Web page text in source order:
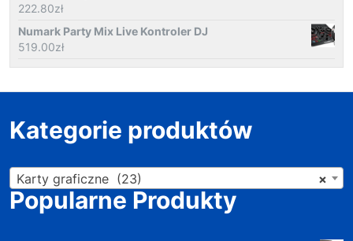
222.80zł
Numark Party Mix Live Kontroler DJ
519.00zł
Kategorie produktów
×
Karty graficzne (23)
Popularne Produkty